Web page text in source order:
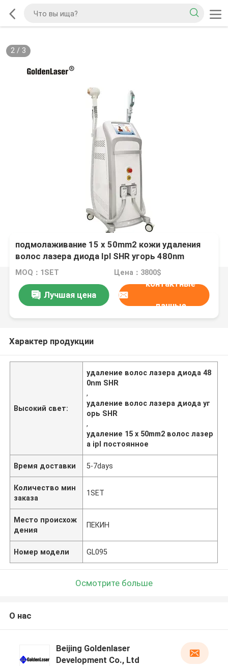
2/ 3
подмолаживание 15 x 50mm2 кожи удаления
волос лазера диода Ipl SHR угорь 480nm
постоянное
MOQ：1SET Цена：3800$
Лучшая цена
контактные
данные
Характер продукции
Высокий свет:
удаление волос лазера диода 48
0nm SHR
,
удаление волос лазера диода уг
орь SHR
,
удаление 15 x 50mm2 волос лазер
а ipl постоянное
Время доставки 5-7days
Количество мин
заказа
1SET
Место происхож
дения
ПЕКИН
Номер модели GL095
Осмотрите больше
О нас
Beijing Goldenlaser
Development Co., Ltd